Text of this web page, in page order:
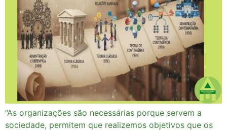
“As organizações são necessárias porque servem a
sociedade, permitem que realizemos objetivos que os